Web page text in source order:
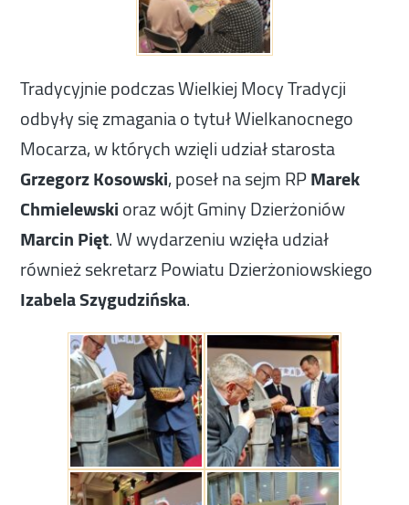
Tradycyjnie podczas Wielkiej Mocy Tradycji
odbyły się zmagania o tytuł Wielkanocnego
Mocarza, w których wzięli udział starosta
Grzegorz Kosowski, poseł na sejm RPMarek
Chmielewskioraz wójt Gminy Dzierżoniów
Marcin Pięt. W wydarzeniu wzięła udział
również sekretarz Powiatu Dzierżoniowskiego
Izabela Szygudzińska.